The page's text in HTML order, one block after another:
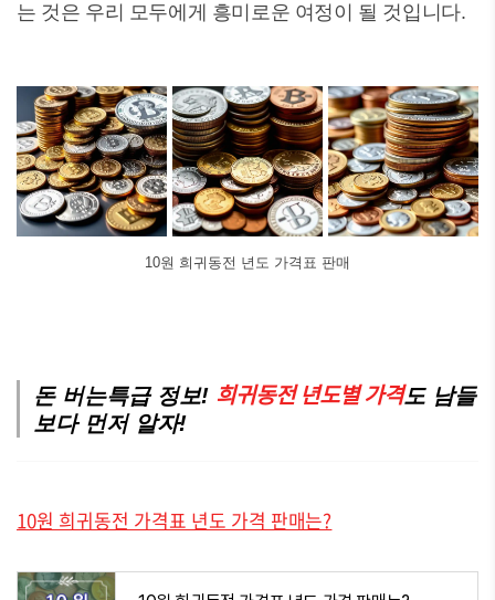
는 것은 우리 모두에게 흥미로운 여정이 될 것입니다.
10원 희귀동전 년도 가격표 판매
돈 버는특급 정보! 희귀동전 년도별 가격도 남들
보다 먼저 알자!
10원 희귀동전 가격표 년도 가격 판매는?